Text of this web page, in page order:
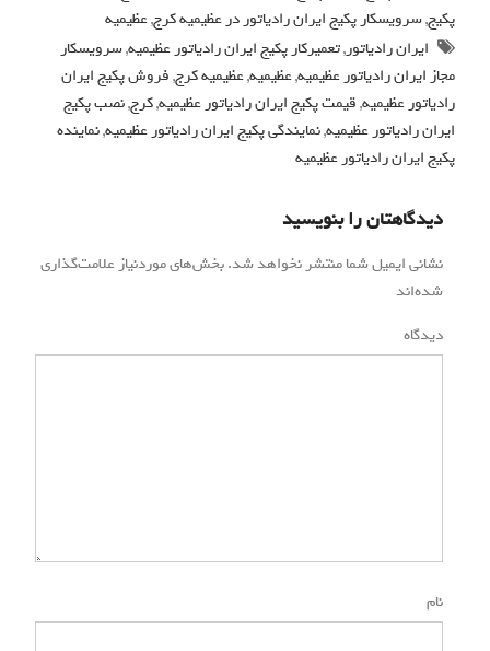
پکیج,سرویسکار پکیج ایران رادیاتور در عظیمیه کرج,عظیمیه
ایران رادیاتور,تعمیرکار پکیج ایران رادیاتور عظیمیه,سرویسکار
مجاز ایران رادیاتور عظیمیه,عظیمیه,عظیمیه کرج,فروش پکیج ایران
رادیاتور عظیمیه,قیمت پکیج ایران رادیاتور عظیمیه,کرج,نصب پکیج
ایران رادیاتور عظیمیه,نمایندگی پکیج ایران رادیاتور عظیمیه,نماینده
پکیج ایران رادیاتور عظیمیه
دیدگاهتان را بنویسید
نشانی ایمیل شما منتشر نخواهد شد.بخش‌های موردنیاز علامت‌گذاری
شده‌اند
دیدگاه
نام